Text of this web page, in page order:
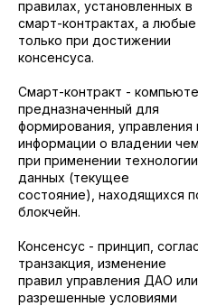
правилах, установленных в
смарт-контрактах, а
только при достижении
консенсуса.
Смарт-контракт -
предназначенный для
формирования, управления
информации о владении
при применении
данных (текущее
состояние), находящихся
блокчейн.
Консенсус - принцип,
транзакция, изменение
правил управления ДАО
разрешенные условиями